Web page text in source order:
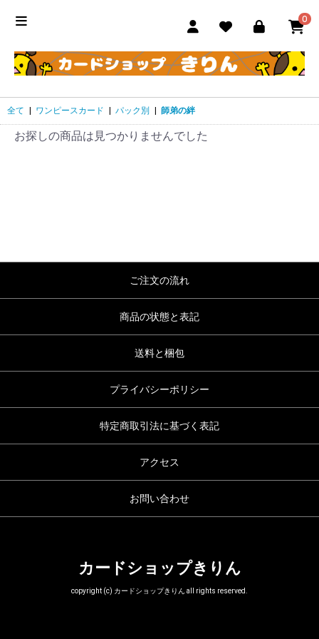
0
全て | ワンピースカード | パック別 | 師弟の絆
お探しの商品は見つかりませんでした
ご注文の流れ
商品の状態と表記
送料と梱包
プライバシーポリシー
特定商取引法に基づく表記
アクセス
お問い合わせ
カードショップきりん
copyright (c) カードショップきりん all rights reserved.